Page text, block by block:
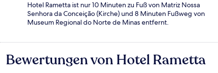
Hotel Rametta ist nur 10 Minuten zu Fuß von Matriz Nossa
Senhora da Conceição (Kirche) und 8 Minuten Fußweg von
Museum Regional do Norte de Minas entfernt.
Bewertungen
Bewertungen von Hotel Rametta